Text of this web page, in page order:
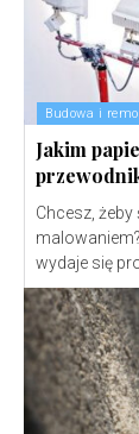
Budowa i
Jakim
Chcesz, żeby
wydaje się